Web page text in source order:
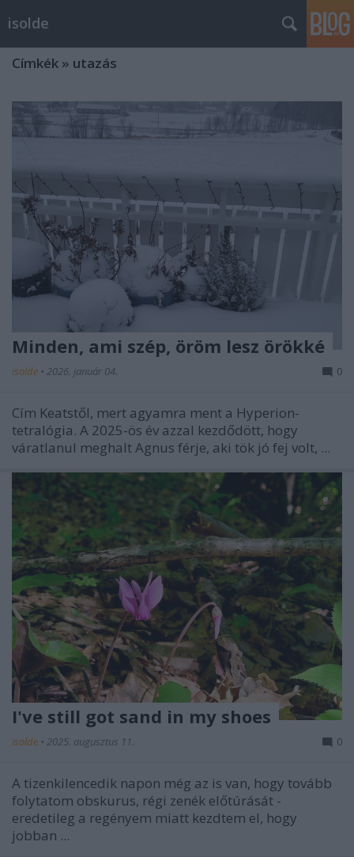
isolde
Címkék » utazás
Minden, ami szép, öröm lesz örökké
isolde • 2026. január 04. 0
Cím Keatstől, mert agyamra ment a Hyperion-
tetralógia. A 2025-ös év azzal kezdődött, hogy
váratlanul meghalt Agnus férje, aki tök jó fej volt, ...
I've still got sand in my shoes
isolde • 2025. augusztus 11. 0
A tizenkilencedik napon még az is van, hogy tovább
folytatom obskurus, régi zenék előtúrását -
eredetileg a regényem miatt kezdtem el, hogy
jobban ...